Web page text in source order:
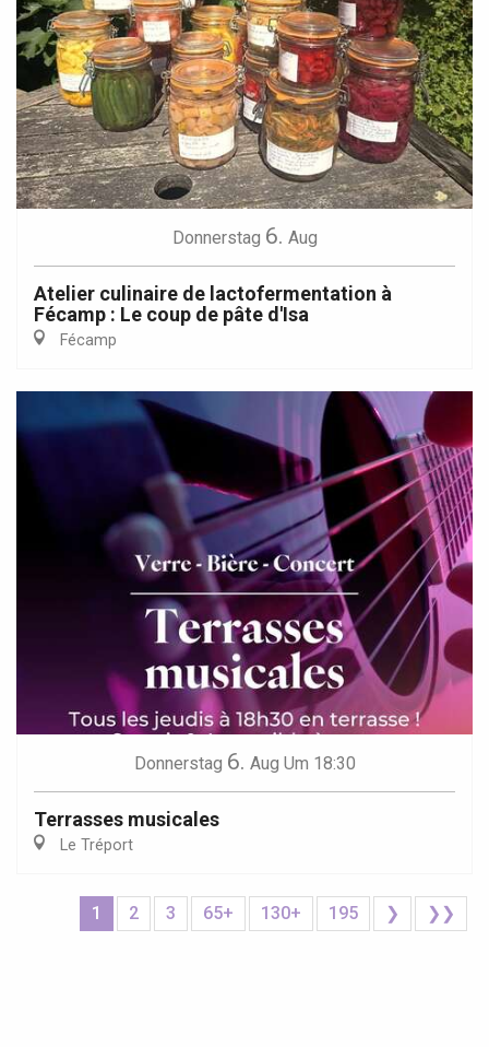
Donnerstag 6. Aug
Atelier culinaire de lactofermentation à
Fécamp : Le coup de pâte d'Isa
Fécamp
Donnerstag 6. Aug Um 18:30
Terrasses musicales
Le Tréport
1 2 3 65+ 130+ 195 ❯ ❯❯